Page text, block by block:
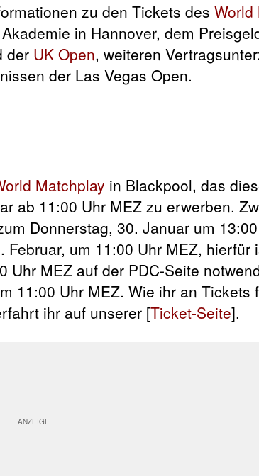
zu den Tickets des World
in Hannover, dem
der UK Open, weiteren
der Las Vegas Open.
Matchplay in Blackpool, das
ab 11:00 Uhr MEZ zu erwerben.
Donnerstag, 30. Januar um
um 11:00 Uhr MEZ, hierfür
MEZ auf der PDC-Seite
11:00 Uhr MEZ. Wie ihr an Tickets
ihr auf unserer [Ticket-Seite].